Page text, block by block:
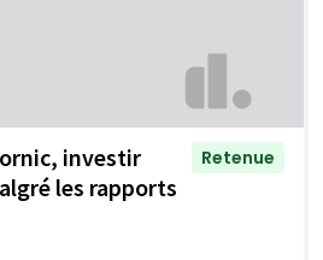
investir
les rapports
Retenue